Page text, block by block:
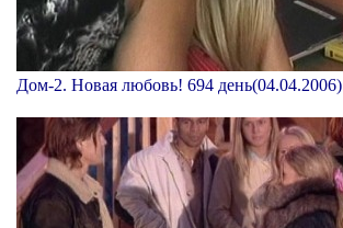
Дом-2. Новая любовь! 694 день(04.04.2006)